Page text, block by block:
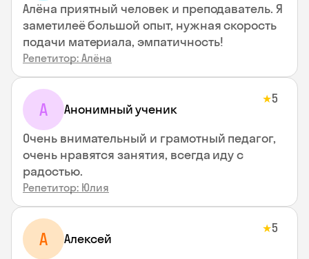
Алёна приятный человек и преподаватель. Я
заметилеё большой опыт, нужная скорость
подачи материала, эмпатичность!
Репетитор: Алёна
А Анонимный ученик
★5
Очень внимательный и грамотный педагог,
очень нравятся занятия, всегда иду с
радостью.
Репетитор: Юлия
А Алексей
★5